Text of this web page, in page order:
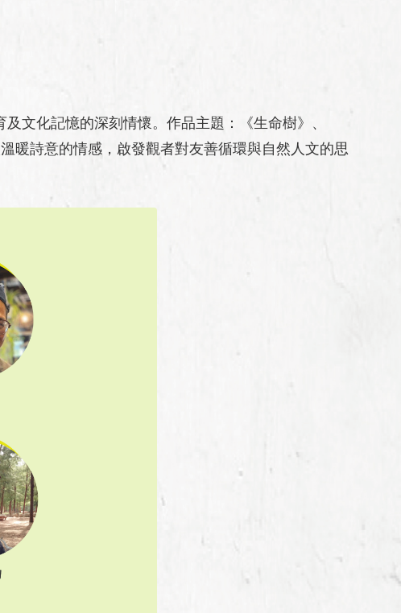
文化記憶的深刻情懷。作品主題：《生命樹》、
暖詩意的情感，啟發觀者對友善循環與自然人文的思